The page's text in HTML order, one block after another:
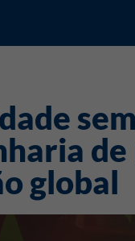
global